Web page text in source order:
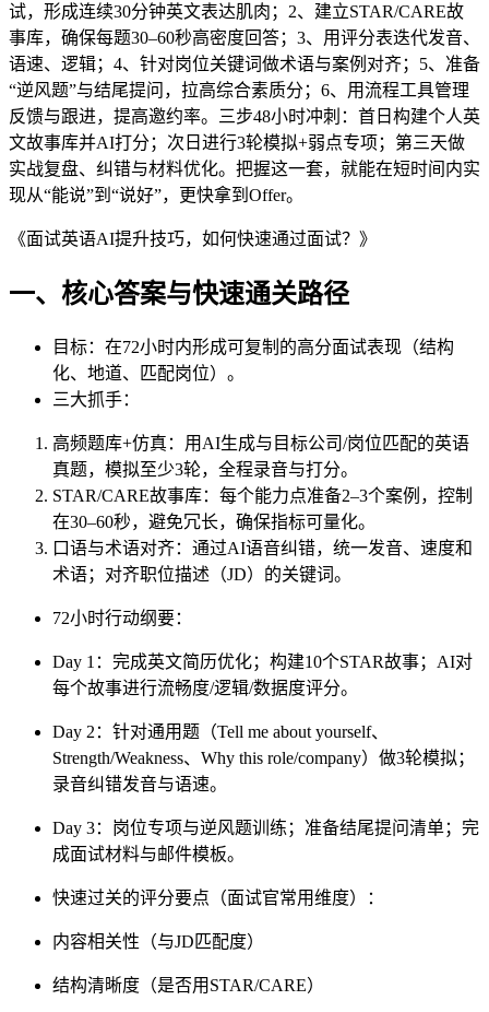
试，形成连续30分钟英文表达肌肉；2、建立STAR/CARE故
事库，确保每题30–60秒高密度回答；3、用评分表迭代发音、
语速、逻辑；4、针对岗位关键词做术语与案例对齐；5、准备
“逆风题”与结尾提问，拉高综合素质分；6、用流程工具管理
反馈与跟进，提高邀约率。三步48小时冲刺：首日构建个人英
文故事库并AI打分；次日进行3轮模拟+弱点专项；第三天做
实战复盘、纠错与材料优化。把握这一套，就能在短时间内实
现从“能说”到“说好”，更快拿到Offer。
《面试英语AI提升技巧，如何快速通过面试？》
一、核心答案与快速通关路径
目标：在72小时内形成可复制的高分面试表现（结构
化、地道、匹配岗位）。
三大抓手：
高频题库+仿真：用AI生成与目标公司/岗位匹配的英语
真题，模拟至少3轮，全程录音与打分。
STAR/CARE故事库：每个能力点准备2–3个案例，控制
在30–60秒，避免冗长，确保指标可量化。
口语与术语对齐：通过AI语音纠错，统一发音、速度和
术语；对齐职位描述（JD）的关键词。
72小时行动纲要：
Day 1：完成英文简历优化；构建10个STAR故事；AI对
每个故事进行流畅度/逻辑/数据度评分。
Day 2：针对通用题（Tell me about yourself、
Strength/Weakness、Why this role/company）做3轮模拟；
录音纠错发音与语速。
Day 3：岗位专项与逆风题训练；准备结尾提问清单；完
成面试材料与邮件模板。
快速过关的评分要点（面试官常用维度）：
内容相关性（与JD匹配度）
结构清晰度（是否用STAR/CARE）